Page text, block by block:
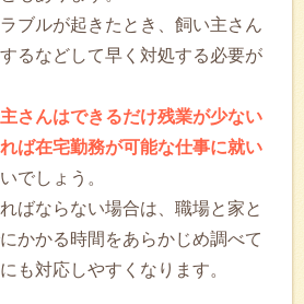
ブルが起きたとき、飼い主さん
るなどして早く対処する必要が
さんはできるだけ残業が少ない
ば在宅勤務が可能な仕事に就い
でしょう。
ばならない場合は、職場と家と
かかる時間をあらかじめ調べて
も対応しやすくなります。